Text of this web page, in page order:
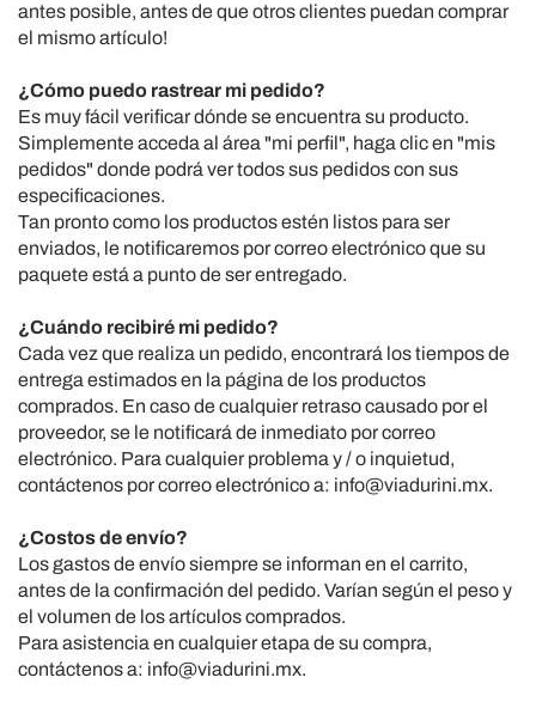
antes posible, antes de que otros clientes puedan comprar
el mismo artículo!
¿Cómo puedo rastrear mi pedido?
Es muy fácil verificar dónde se encuentra su producto.
Simplemente acceda al área "mi perfil", haga clic en "mis
pedidos" donde podrá ver todos sus pedidos con sus
especificaciones.
Tan pronto como los productos estén listos para ser
enviados, le notificaremos por correo electrónico que su
paquete está a punto de ser entregado.
¿Cuándo recibiré mi pedido?
Cada vez que realiza un pedido, encontrará los tiempos de
entrega estimados en la página de los productos
comprados. En caso de cualquier retraso causado por el
proveedor, se le notificará de inmediato por correo
electrónico. Para cualquier problema y / o inquietud,
contáctenos por correo electrónico a: info@viadurini.mx.
¿Costos de envío?
Los gastos de envío siempre se informan en el carrito,
antes de la confirmación del pedido. Varían según el peso y
el volumen de los artículos comprados.
Para asistencia en cualquier etapa de su compra,
contáctenos a: info@viadurini.mx.